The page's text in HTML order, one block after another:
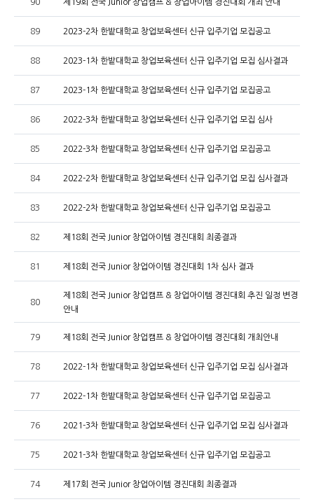
90 제19회 전국 Junior 창업캠프 & 창업아이템 경진대회 개최 안내
89 2023-2차 한밭대학교 창업보육센터 신규 입주기업 모집공고
88 2023-1차 한밭대학교 창업보육센터 신규 입주기업 모집 심사결과
87 2023-1차 한밭대학교 창업보육센터 신규 입주기업 모집공고
86 2022-3차 한밭대학교 창업보육센터 신규 입주기업 모집 심사
85 2022-3차 한밭대학교 창업보육센터 신규 입주기업 모집공고
84 2022-2차 한밭대학교 창업보육센터 신규 입주기업 모집 심사결과
83 2022-2차 한밭대학교 창업보육센터 신규 입주기업 모집공고
82 제18회 전국 Junior 창업아이템 경진대회 최종결과
81 제18회 전국 Junior 창업아이템 경진대회 1차 심사 결과
80
제18회 전국 Junior 창업캠프 & 창업아이템 경진대회 추진 일정 변경
안내
79 제18회 전국 Junior 창업캠프 & 창업아이템 경진대회 개최안내
78 2022-1차 한밭대학교 창업보육센터 신규 입주기업 모집 심사결과
77 2022-1차 한밭대학교 창업보육센터 신규 입주기업 모집공고
76 2021-3차 한밭대학교 창업보육센터 신규 입주기업 모집 심사결과
75 2021-3차 한밭대학교 창업보육센터 신규 입주기업 모집공고
74 제17회 전국 Junior 창업아이템 경진대회 최종결과